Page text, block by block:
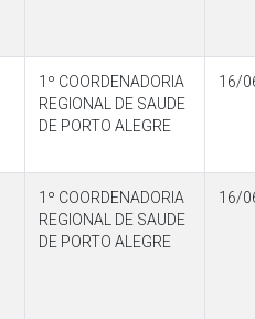
1º COORDENADORIA
REGIONAL DE SAUDE
DE PORTO ALEGRE
16/
1º COORDENADORIA
REGIONAL DE SAUDE
DE PORTO ALEGRE
16/